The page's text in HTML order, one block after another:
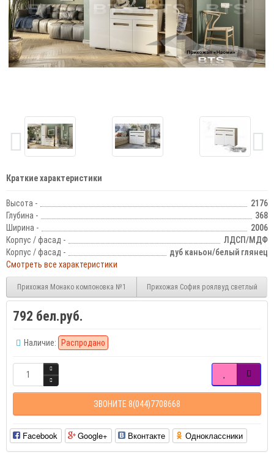
Краткие характеристики
Высота -
2176
Глубина -
368
Ширина -
2006
Корпус / фасад -
ЛДСП/МДФ
Корпус / фасад -
дуб каньон/белый глянец
Смотреть все характеристики
Прихожая Монако компоновка №1 Прихожая София роялвуд светлый
792 бел.руб.
Наличие: Распродано
ЗВОНИТЕ 8(044)7708668
Facebook Google+ Вконтакте Одноклассники